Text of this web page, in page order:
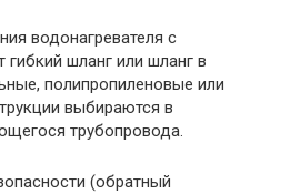
водонагревателя с
шланг или шланг в
полипропиленовые или
выбираются в
трубопровода.
(обратный